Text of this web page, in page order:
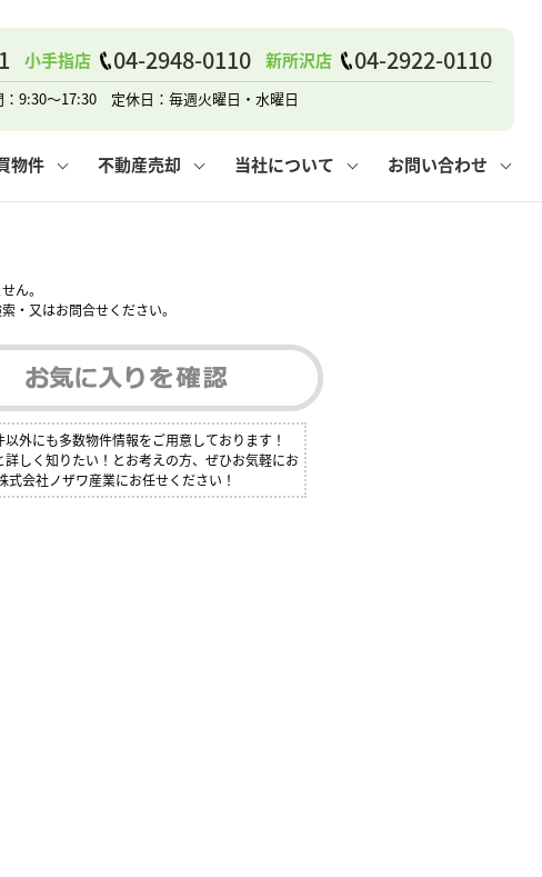
小手指店 04-2948-0110 新所沢店 04-2922-0110
：9:30～17:30 定休日：毎週火曜日・水曜日
件 無料賃料査定
続き その他の問合せ
物件
VS戸建て
不動産売却
時の諸費用
当社について
個人情報保護方針
お問い合わせ
ん。
・又はお問合せください。
外にも多数物件情報をご用意しております！
しく知りたい！とお考えの方、ぜひお気軽にお
会社ノザワ産業にお任せください！